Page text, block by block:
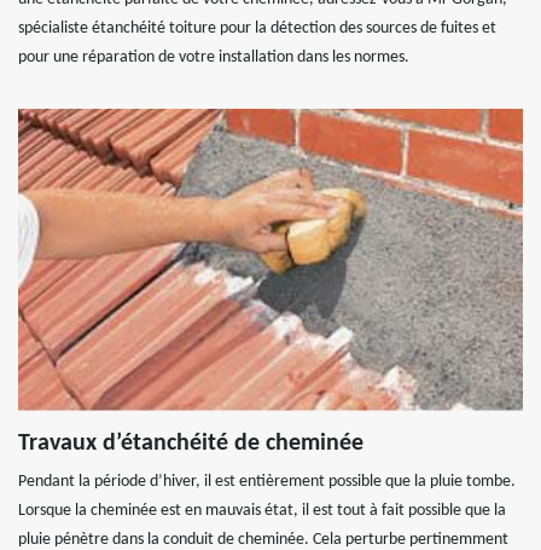
spécialiste étanchéité toiture pour la détection des sources de fuites et
pour une réparation de votre installation dans les normes.
Travaux d’étanchéité de cheminée
Pendant la période d’hiver, il est entièrement possible que la pluie tombe.
Lorsque la cheminée est en mauvais état, il est tout à fait possible que la
pluie pénètre dans la conduit de cheminée. Cela perturbe pertinemment